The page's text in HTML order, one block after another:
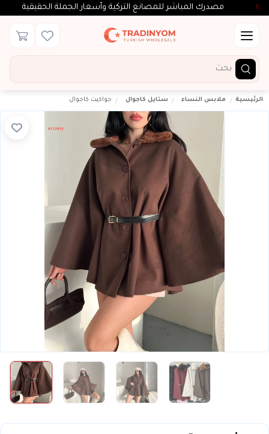
مصدرك المباشر للمصانع التركية وأسعار الجملة الحقيقية X
الرئيسية ملابس النساء ستايل كاجوال جواكيت كاجوال